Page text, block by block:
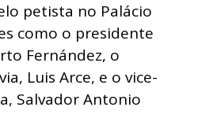
petista no Palácio
como o presidente
Fernández, o
Luis Arce, e o vice-
Salvador Antonio